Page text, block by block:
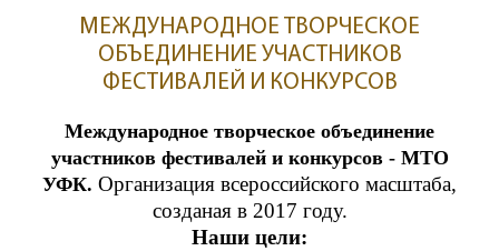
МЕЖДУНАРОДНОЕ ТВОРЧЕСКОЕ
ОБЪЕДИНЕНИЕ УЧАСТНИКОВ
ФЕСТИВАЛЕЙ И КОНКУРСОВ
Международное творческое объединение
участников фестивалей и конкурсов - МТО
УФК. Организация всероссийского масштаба,
созданая в 2017 году.
Наши цели: